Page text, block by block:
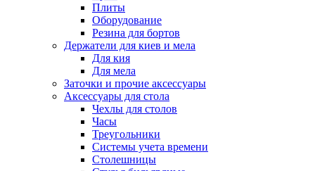
Плиты
Оборудование
Резина для бортов
Держатели для киев и мела
Для кия
Для мела
Заточки и прочие аксессуары
Аксессуары для стола
Чехлы для столов
Часы
Треугольники
Системы учета времени
Столешницы